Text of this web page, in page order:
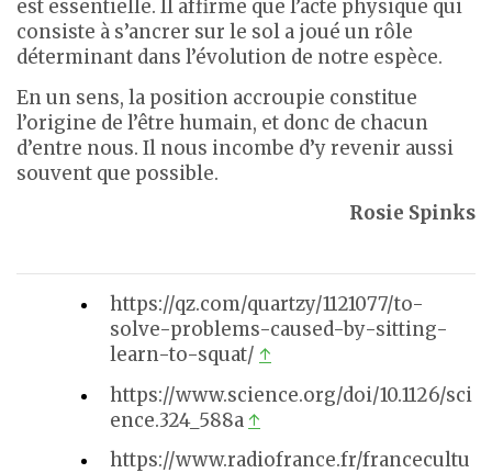
est essentielle. Il affirme que l’acte physique qui
consiste à s’ancrer sur le sol a joué un rôle
déterminant dans l’évolution de notre espèce.
En un sens, la position accroupie constitue
l’origine de l’être humain, et donc de chacun
d’entre nous. Il nous incombe d’y revenir aussi
souvent que possible.
Rosie Spinks
https://qz.com/quartzy/1121077/to-
solve-problems-caused-by-sitting-
learn-to-squat/ ↑
https://www.science.org/doi/10.1126/sci
ence.324_588a ↑
https://www.radiofrance.fr/francecultu